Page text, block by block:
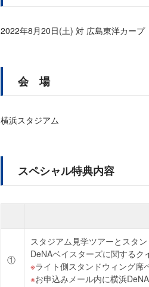
2022年8月20日(土) 対 広島東洋カー
会 場
横浜スタジアム
スペシャル特典内容
①
スタジアム見学ツアーとスタ
DeNAベイスターズに関するク
ライト側スタンドウィング席
お申込みメール内に横浜